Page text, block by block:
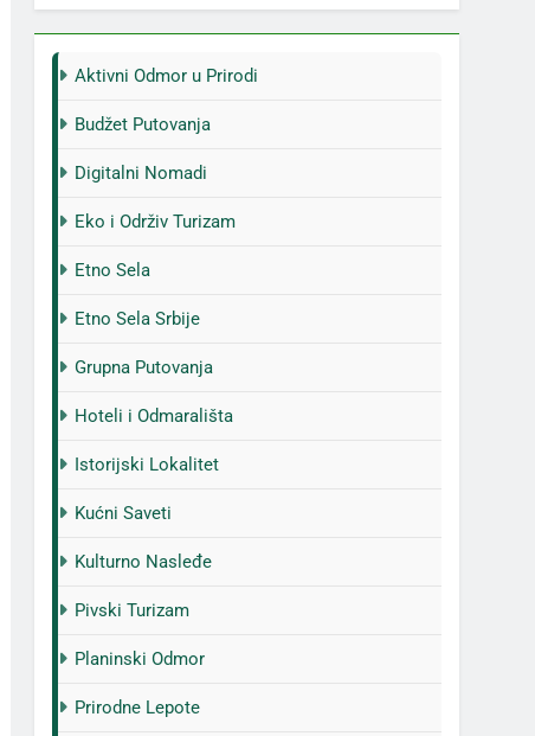
Aktivni Odmor u Prirodi
Budžet Putovanja
Digitalni Nomadi
Eko i Održiv Turizam
Etno Sela
Etno Sela Srbije
Grupna Putovanja
Hoteli i Odmarališta
Istorijski Lokalitet
Kućni Saveti
Kulturno Nasleđe
Pivski Turizam
Planinski Odmor
Prirodne Lepote